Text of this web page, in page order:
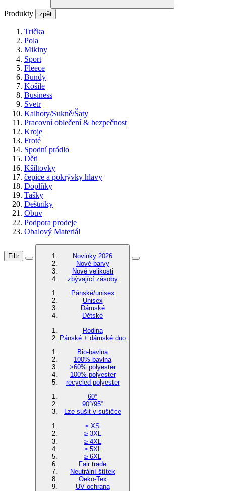
Produkty zpět
Trička
Pola
Mikiny
Sport
Fleece
Bundy
Košile
Business
Svetr
Kalhoty/Sukně/Šaty
Pracovní oblečení & bezpečnost
Kroje
Froté
Spodní prádlo
Děti
Kšiltovky
čepice a pokrývky hlavy
Doplňky
Tašky
Deštníky
Obuv
Podpora prodeje
Obalový Materiál
Filtr
Novinky 2026
Nové barvy
Nové velikosti
zbývající zásoby
Pánské/unisex
Unisex
Dámské
Dětské
Rodina
Pánské + dámské duo
Bio-bavlna
100% bavlna
>60% polyester
100% polyester
recycled polyester
60°
90°/95°
Lze sušit v sušičce
≤ XS
≥ 3XL
≥ 4XL
≥ 5XL
≥ 6XL
Fair trade
Neutrální štítek
Oeko-Tex
UV ochrana